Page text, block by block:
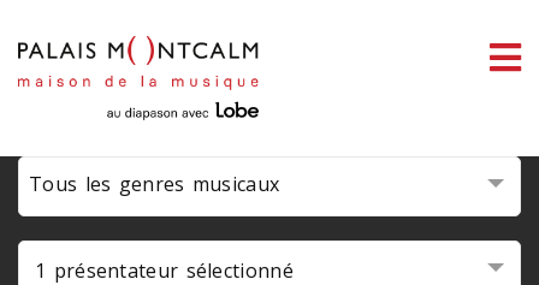
Tous les genres musicaux
1 présentateur sélectionné